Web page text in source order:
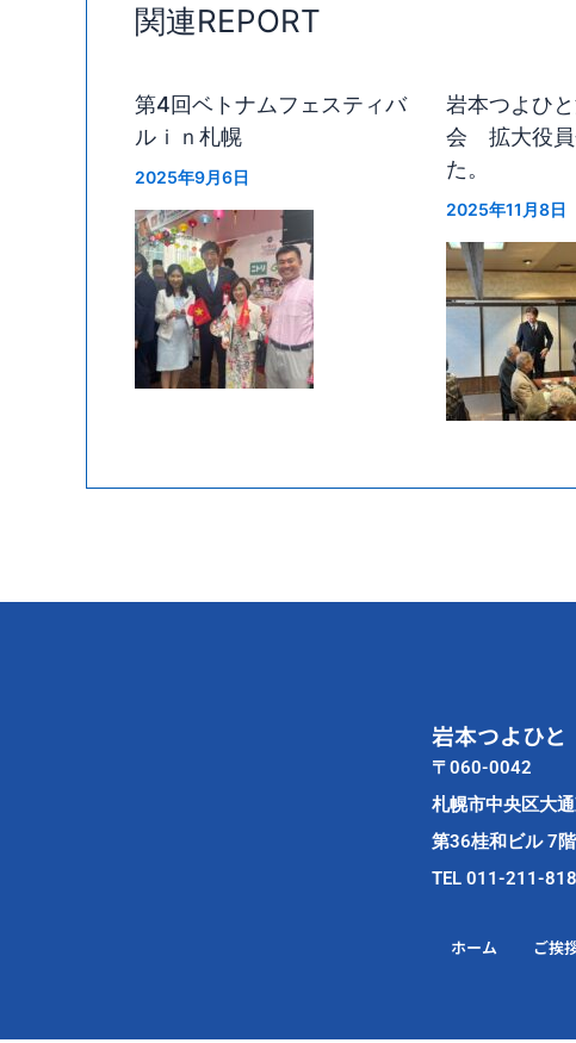
関連REPORT
第4回ベトナムフェスティバ
ルｉｎ札幌
2025年9月6日
岩本つよひ
会 拡大役員
た。
2025年11月8日
岩本つよひ
〒060-0042
札幌市中央区大
第36桂和ビル 7階
TEL 011-211-
ホーム ご挨